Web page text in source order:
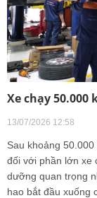
Xe chạy
13/07/2026 12:58
Sau khoảng
đối với phần lớn xe
dưỡng quan trọng
hao bắt đầu xuống